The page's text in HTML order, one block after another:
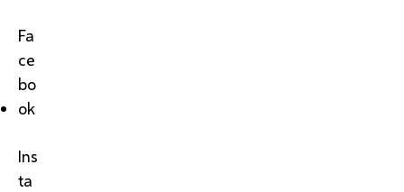
Fa
ce
bo
ok
Ins
ta